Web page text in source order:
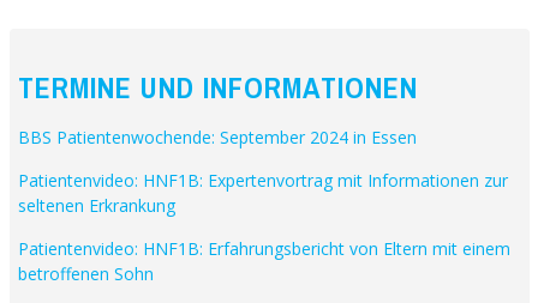
TERMINE UND INFORMATIONEN
BBS Patientenwochende: September 2024 in Essen
Patientenvideo: HNF1B: Expertenvortrag mit Informationen zur
seltenen Erkrankung
Patientenvideo: HNF1B: Erfahrungsbericht von Eltern mit einem
betroffenen Sohn